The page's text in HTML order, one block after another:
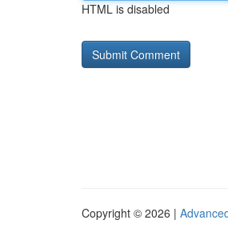
HTML is disabled
Copyright © 2026 |